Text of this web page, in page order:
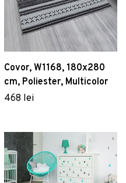
Covor, W1168, 180x280
cm, Poliester, Multicolor
468 lei